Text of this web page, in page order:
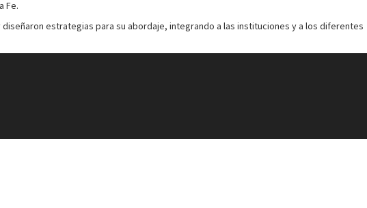
Fe.
estrategias para su abordaje, integrando a las instituciones y a los diferentes